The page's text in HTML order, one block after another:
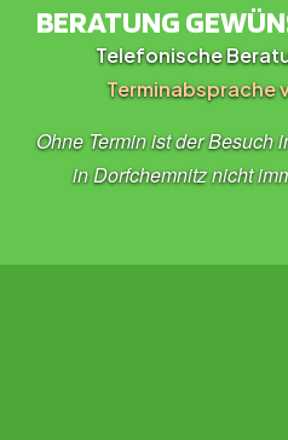
BERATUNG
Telefonische
Terminabsprache
Ohne Termin ist der Besuch
in Dorfchemnitz nicht